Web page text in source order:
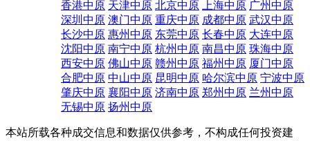
香港中原 天津中原 北京中原 上海中原 广州中原
深圳中原 澳门中原 重庆中原 成都中原 武汉中原
长沙中原 惠州中原 东莞中原 长春中原 大连中原
沈阳中原 南宁中原 杭州中原 南昌中原 珠海中原
西安中原 佛山中原 赣州中原 福州中原 厦门中原
合肥中原 中山中原 昆明中原 哈尔滨中原 宁波中原
肇庆中原 襄阳中原 济南中原 郑州中原 兰州中原
无锡中原 扬州中原
本站所载各种成交信息和数据仅供参考，不构成任何投资建